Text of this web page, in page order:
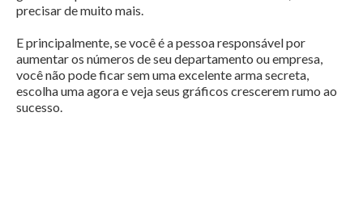
precisar de muito mais.
E principalmente, se você é a pessoa responsável por
aumentar os números de seu departamento ou empresa,
você não pode ficar sem uma excelente arma secreta,
escolha uma agora e veja seus gráficos crescerem rumo ao
sucesso.